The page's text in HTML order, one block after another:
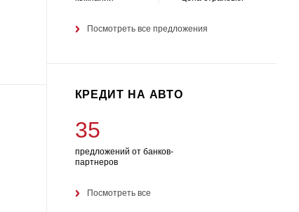
Посмотреть все предложения
КРЕДИТ НА АВТО
35
предложений от банков-
партнеров
Посмотреть все